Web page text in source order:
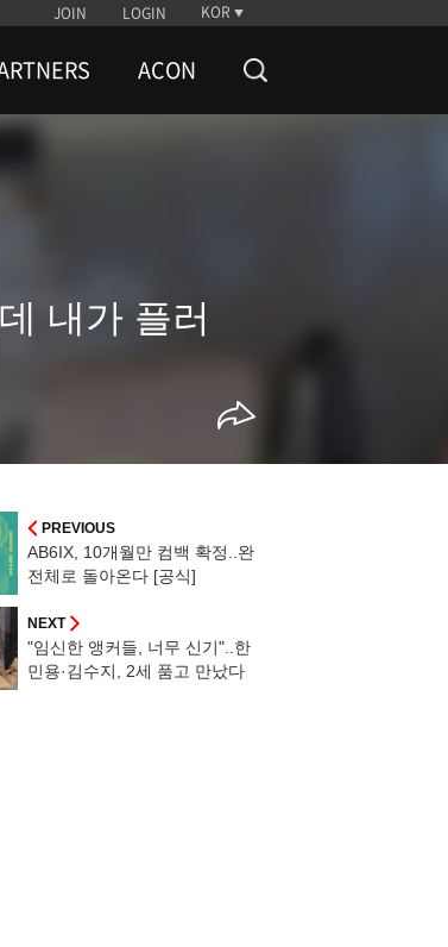
JOIN LOGIN KOR
ACON
내가 플러
PREVIOUS
AB6IX, 10개월만 컴백 확정..완
전체로 돌아온다 [공식]
NEXT
"임신한 앵커들, 너무 신기"..한
민용·김수지, 2세 품고 만났다